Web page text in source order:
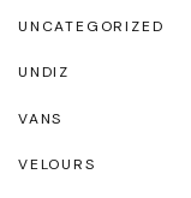
UNCATEGORIZED
UNDIZ
VANS
VELOURS